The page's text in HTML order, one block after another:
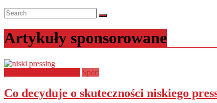
Artykuły sponsorowane
Sport
Co decyduje o skuteczności niskiego